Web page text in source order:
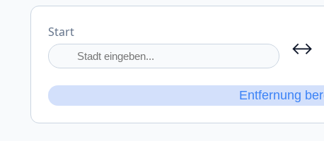
Start
↔
Entfernung